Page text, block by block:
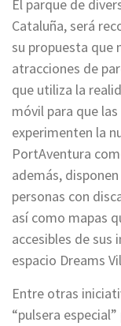
El parque de
Cataluña, será
su propuesta que
atracciones de
que utiliza la
móvil para que
experimenten la
PortAventura
además,
personas con
así como mapas
accesibles de sus
espacio Dreams
Entre otras
“pulsera